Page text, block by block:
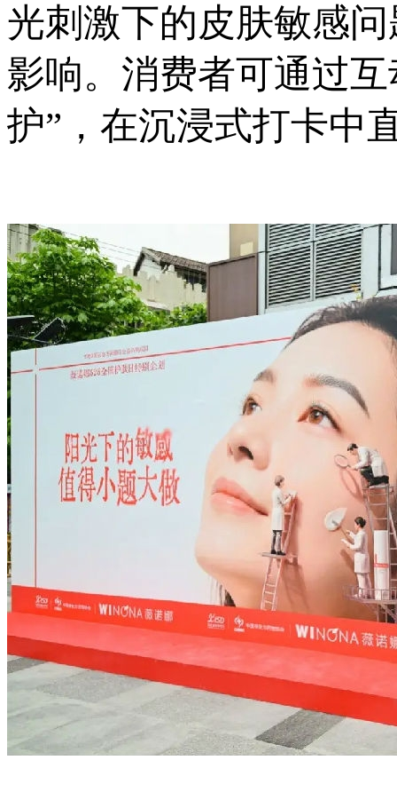
光刺激下的皮肤敏感
影响。消费者可通过
护”，在沉浸式打卡中